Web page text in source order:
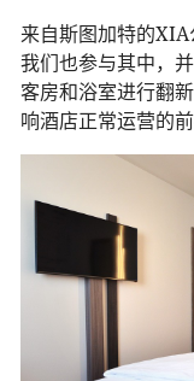
来自斯图加特的XIA
我们也参与其中，
客房和浴室进行翻
响酒店正常运营的